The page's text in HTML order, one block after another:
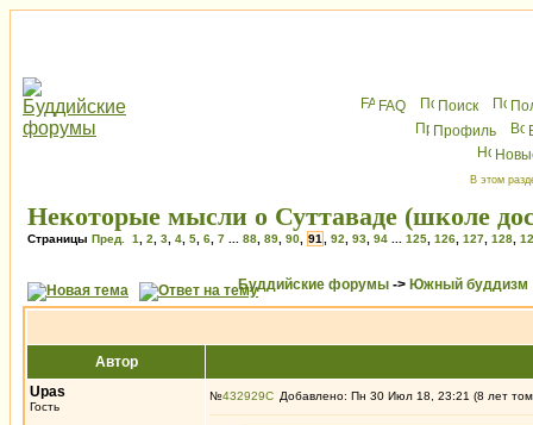
FAQ Поиск
Профиль
В этом
Некоторые мысли о Суттаваде (школе
Страницы Пред. 1 2 3 4 5 6 7 88 89 90 91 92 93 94 125 126 127 128
Буддийские форумы -> Южный буддизм
Автор
Upas
Гость
№432929 Добавлено: Пн 30 Июл 18, 23:21 (8 лет